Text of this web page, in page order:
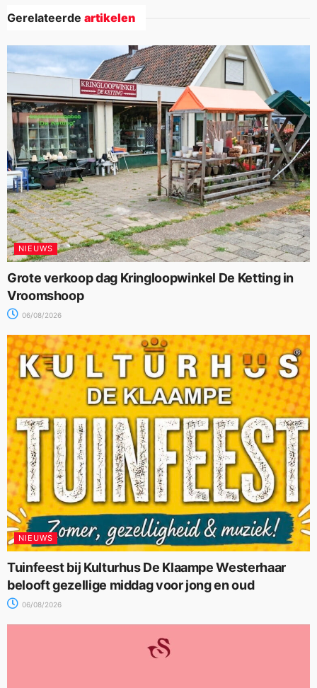
Gerelateerde artikelen
NIEUWS
Grote verkoop dag Kringloopwinkel De Ketting in
Vroomshoop
06/08/2026
NIEUWS
Tuinfeest bij Kulturhus De Klaampe Westerhaar
belooft gezellige middag voor jong en oud
06/08/2026